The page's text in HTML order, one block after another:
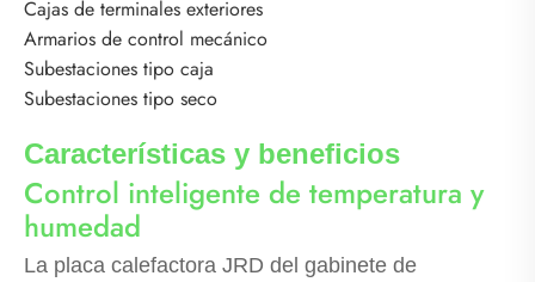
Cajas de terminales exteriores
Armarios de control mecánico
Subestaciones tipo caja
Subestaciones tipo seco
Características y beneficios
Control inteligente de temperatura y
humedad
La placa calefactora JRD del gabinete de